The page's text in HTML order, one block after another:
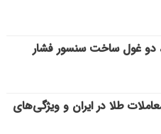
دو غول ساخت سنسور فشار
طلا در ایران و ویژگی‌های